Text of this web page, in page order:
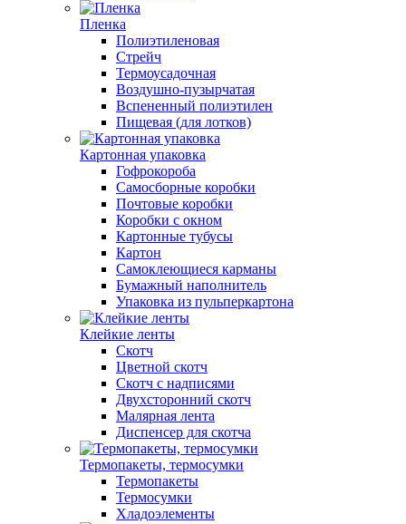
Пленка
Полиэтиленовая
Стрейч
Термоусадочная
Воздушно-пузырчатая
Вспененный полиэтилен
Пищевая (для лотков)
Картонная упаковка
Гофрокороба
Самосборные коробки
Почтовые коробки
Коробки с окном
Картонные тубусы
Картон
Самоклеющиеся карманы
Бумажный наполнитель
Упаковка из пульперкартона
Клейкие ленты
Скотч
Цветной скотч
Скотч с надписями
Двухсторонний скотч
Малярная лента
Диспенсер для скотча
Термопакеты, термосумки
Термопакеты
Термосумки
Хладоэлементы